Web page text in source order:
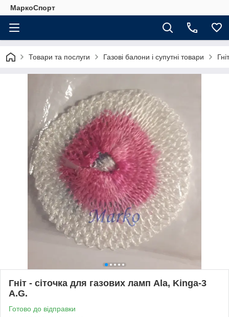
МаркоСпорт
Товари та послуги Газові балони і супутні товари
Гніт - сіточка для газових ламп Ala, Kinga-3
A.G.
Готово до відправки